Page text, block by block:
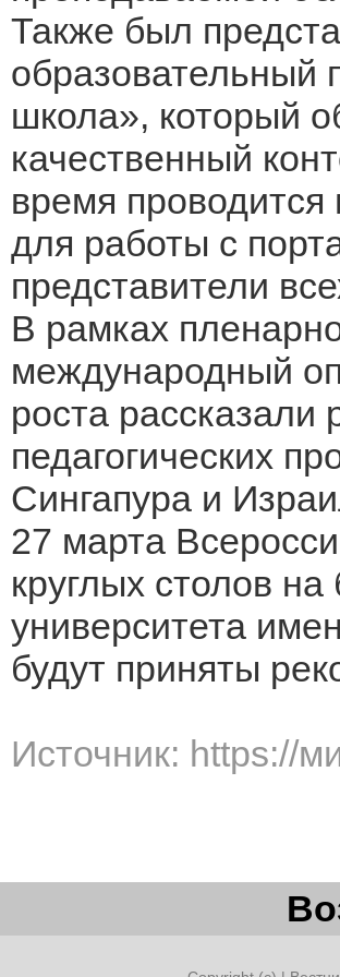
Также был
образовательный
школа», который
качественный
время проводится
для работы с
представители
В рамках
международный
роста рассказали
педагогических
Сингапура и
27 марта
круглых столов
университета
будут приняты
Источник: https://